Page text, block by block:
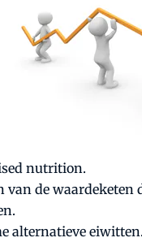
nutrition.
van de waardeketen
alternatieve eiwitten.